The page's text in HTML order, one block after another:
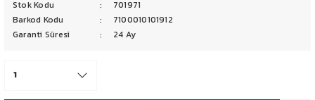
PCX 125-150
Stok Kodu
701971
Barkod Kodu
7100010101912
Garanti Süresi
24 Ay